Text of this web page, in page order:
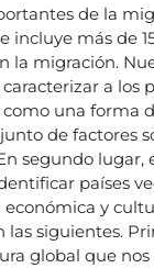
de la
más de
la migración.
a los
una forma
de factores
segundo lugar,
países
y
las siguientes.
global que